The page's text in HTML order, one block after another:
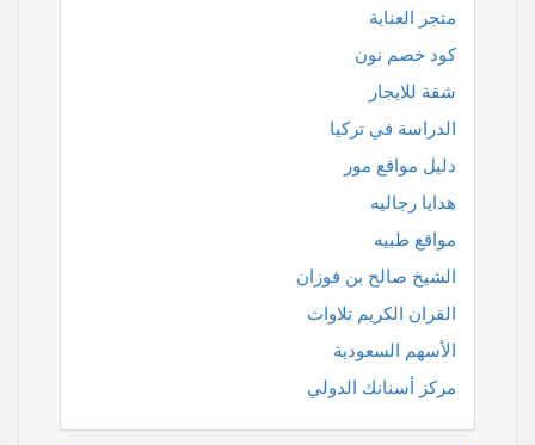
متجر العناية
كود خصم نون
شقة للايجار
الدراسة في تركيا
دليل مواقع مور
هدايا رجاليه
مواقع طبيه
الشيخ صالح بن فوزان
القران الكريم تلاوات
الأسهم السعودية
مركز أسنانك الدولي